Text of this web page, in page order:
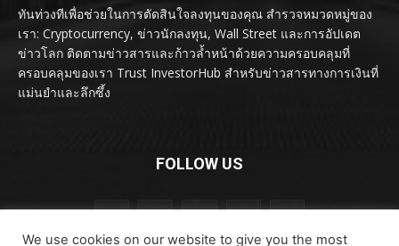
ทันท่วงทีเพื่อช่วยในการตัดสินใจลงทุนของคุณ สำรวจหมวดหมู่ของ
เรา: Cryptocurrency, ข่าวนักลงทุน, Wall Street และการอัปเดต
ข่าวโลก ติดตามข่าวสารและก้าวล้ำหน้าด้วยความครอบคลุมที่
ครอบคลุมของเรา Trust InvestorHub สำหรับข่าวสารทางการเงินที่
แม่นยำและลึกซึ้ง
FOLLOW US
We use cookies on our website to give you the most